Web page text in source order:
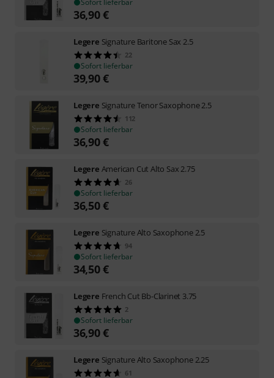
36,90€
Legere Signature Baritone Sax 2.5
22
Sofort lieferbar
39,90€
Legere Signature Tenor Saxophone 2.5
112
Sofort lieferbar
36,90€
Legere American Cut Alto Sax 2.75
26
Sofort lieferbar
36,50€
Legere Signature Alto Saxophone 2.5
94
Sofort lieferbar
34,50€
Legere French Cut Bb-Clarinet 3.75
2
Sofort lieferbar
36,90€
Legere Signature Alto Saxophone 2.25
61